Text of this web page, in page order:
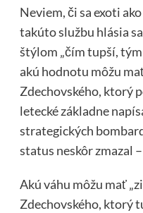
Neviem, či sa exoti
takúto službu hlásia
štýlom „čím tupší, tým
akú hodnotu môžu
Zdechovského, ktorý
letecké základne
strategických
status neskôr zmazal
Akú váhu môžu mať
Zdechovského, ktorý